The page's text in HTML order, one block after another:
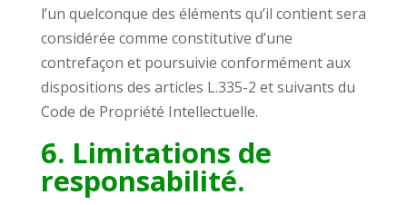
l’un quelconque des éléments qu’il contient sera
considérée comme constitutive d’une
contrefaçon et poursuivie conformément aux
dispositions des articles L.335-2 et suivants du
Code de Propriété Intellectuelle.
6. Limitations de
responsabilité.